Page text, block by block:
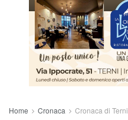
Home Cronaca Cronaca di Terni